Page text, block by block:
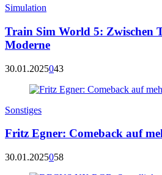
Simulation
Train Sim World 5: Zwischen
Moderne
30.01.2025043
Sonstiges
Fritz Egner: Comeback auf
30.01.2025058